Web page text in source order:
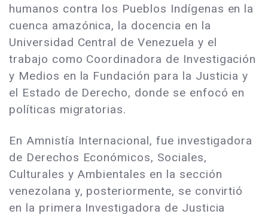
humanos contra los Pueblos Indígenas en la
cuenca amazónica, la docencia en la
Universidad Central de Venezuela y el
trabajo como Coordinadora de Investigación
y Medios en la Fundación para la Justicia y
el Estado de Derecho, donde se enfocó en
políticas migratorias.
En Amnistía Internacional, fue investigadora
de Derechos Económicos, Sociales,
Culturales y Ambientales en la sección
venezolana y, posteriormente, se convirtió
en la primera Investigadora de Justicia